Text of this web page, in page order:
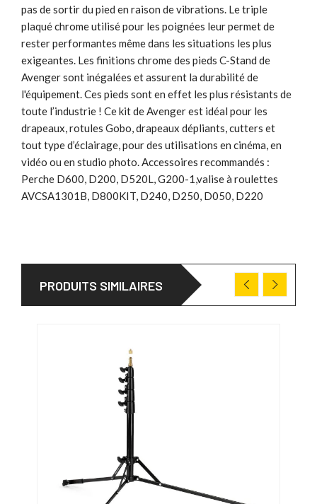
pas de sortir du pied en raison de vibrations. Le triple
plaqué chrome utilisé pour les poignées leur permet de
rester performantes même dans les situations les plus
exigeantes. Les finitions chrome des pieds C-Stand de
Avenger sont inégalées et assurent la durabilité de
l'équipement. Ces pieds sont en effet les plus résistants de
toute l’industrie ! Ce kit de Avenger est idéal pour les
drapeaux, rotules Gobo, drapeaux dépliants, cutters et
tout type d’éclairage, pour des utilisations en cinéma, en
vidéo ou en studio photo. Accessoires recommandés :
Perche D600, D200, D520L, G200-1,valise à roulettes
AVCSA1301B, D800KIT, D240, D250, D050, D220
PRODUITS SIMILAIRES